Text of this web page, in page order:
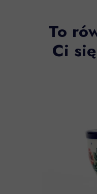
To
Ci